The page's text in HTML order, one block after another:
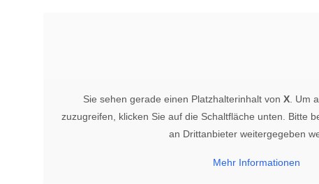
Sie sehen gerade einen Platzhalterinhalt von X. Um
zuzugreifen, klicken Sie auf die Schaltfläche unten. Bitte
an Drittanbieter weitergegeben
Mehr Informationen